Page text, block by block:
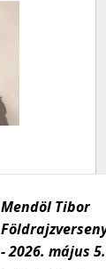
Mendöl Tibor
- 2026. május 5.